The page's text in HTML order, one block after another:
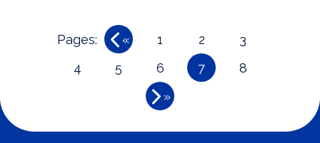
Pages:
« 1 2
3
4
5 6 7
8
»